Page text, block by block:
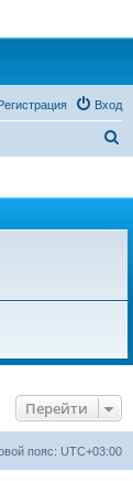
Вход
Перейти
пояс: UTC+03:00